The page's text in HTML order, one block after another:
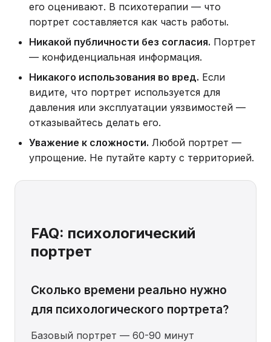
его оценивают. В психотерапии — что
портрет составляется как часть работы.
Никакой публичности без согласия. Портрет
— конфиденциальная информация.
Никакого использования во вред. Если
видите, что портрет используется для
давления или эксплуатации уязвимостей —
отказывайтесь делать его.
Уважение к сложности. Любой портрет —
упрощение. Не путайте карту с территорией.
FAQ: психологический
портрет
Сколько времени реально нужно
для психологического портрета?
Базовый портрет — 60-90 минут